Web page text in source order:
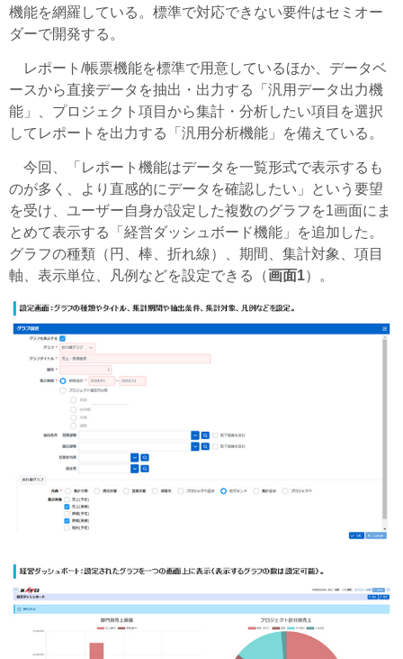
機能を網羅している。標準で対応できない要件はセミオー
ダーで開発する。
レポート/帳票機能を標準で用意しているほか、データベ
ースから直接データを抽出・出力する「汎用データ出力機
能」、プロジェクト項目から集計・分析したい項目を選択
してレポートを出力する「汎用分析機能」を備えている。
今回、「レポート機能はデータを一覧形式で表示するも
のが多く、より直感的にデータを確認したい」という要望
を受け、ユーザー自身が設定した複数のグラフを1画面にま
とめて表示する「経営ダッシュボード機能」を追加した。
グラフの種類（円、棒、折れ線）、期間、集計対象、項目
軸、表示単位、凡例などを設定できる（画面1）。